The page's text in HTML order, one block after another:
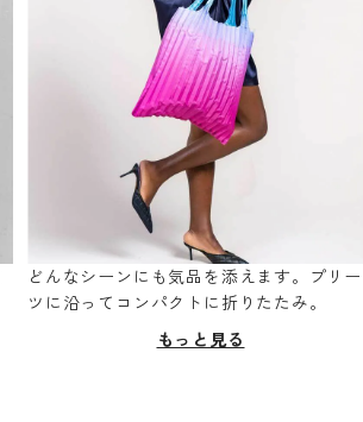
どんなシーンにも気品を添えます。プリー
ツに沿ってコンパクトに折りたたみ。
もっと見る